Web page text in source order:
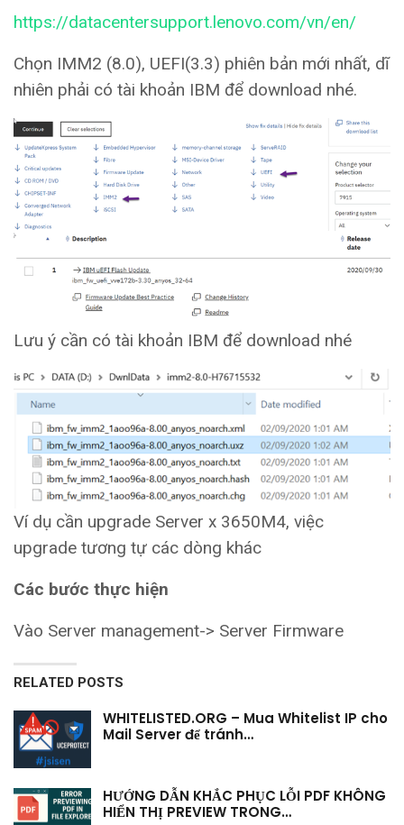
https://datacentersupport.lenovo.com/vn/en/
Chọn IMM2 (8.0), UEFI(3.3) phiên bản mới nhất, dĩ
nhiên phải có tài khoản IBM để download nhé.
Lưu ý cần có tài khoản IBM để download nhé
Ví dụ cần upgrade Server x 3650M4, việc
upgrade tương tự các dòng khác
Các bước thực hiện
Vào Server management-> Server Firmware
RELATED POSTS
WHITELISTED.ORG – Mua Whitelist IP cho
Mail Server để tránh…
HƯỚNG DẪN KHẮC PHỤC LỖI PDF KHÔNG
HIỂN THỊ PREVIEW TRONG…